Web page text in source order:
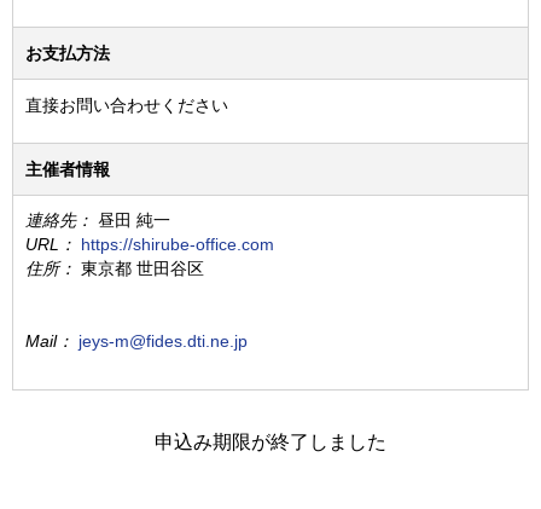
お支払方法
直接お問い合わせください
主催者情報
連絡先： 昼田 純一
URL： https://shirube-office.com
住所： 東京都 世田谷区
Mail： jeys-m@fides.dti.ne.jp
申込み期限が終了しました